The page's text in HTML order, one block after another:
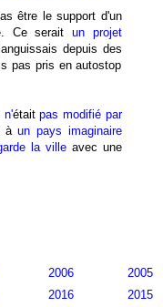
être le support d'un
Ce serait un projet
depuis des
pas pris en autostop
n'étaitpas modifié par
àun pays imaginaire
la villeavec une
2006
2005
2016 2015